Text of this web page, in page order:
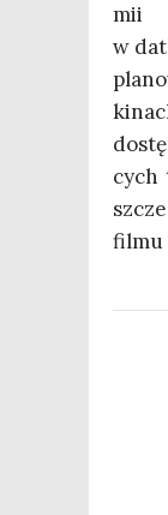
mii
w
cych
fil­mu